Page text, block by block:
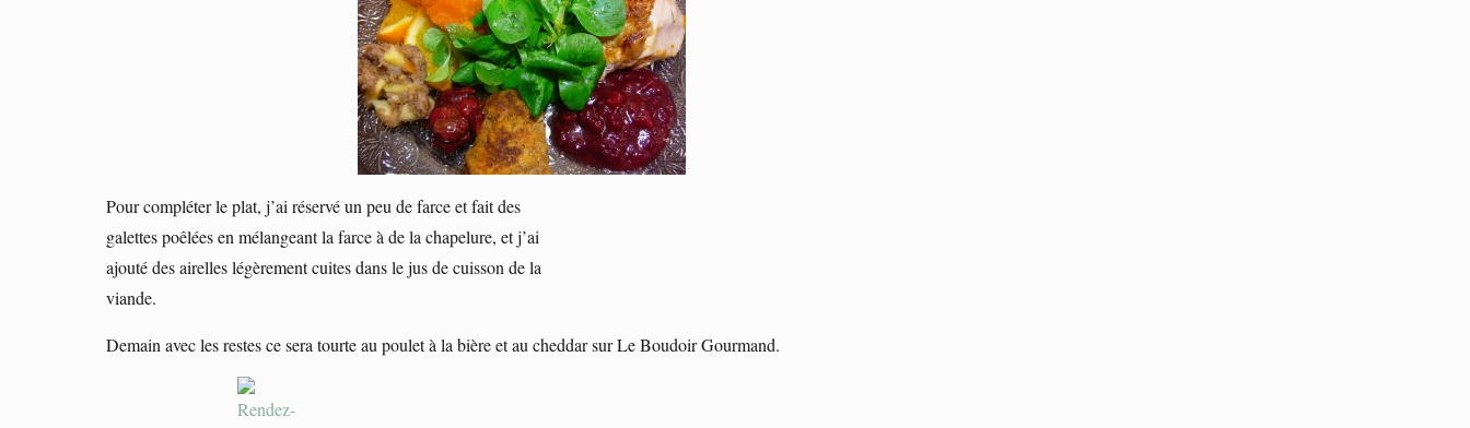
Pour compléter le plat, j’ai réservé un peu de farce et fait des
galettes poêlées en mélangeant la farce à de la chapelure, et j’ai
ajouté des airelles légèrement cuites dans le jus de cuisson de la
viande.
Demain avec les restes ce sera tourte au poulet à la bière et au cheddar sur Le Boudoir Gourmand.